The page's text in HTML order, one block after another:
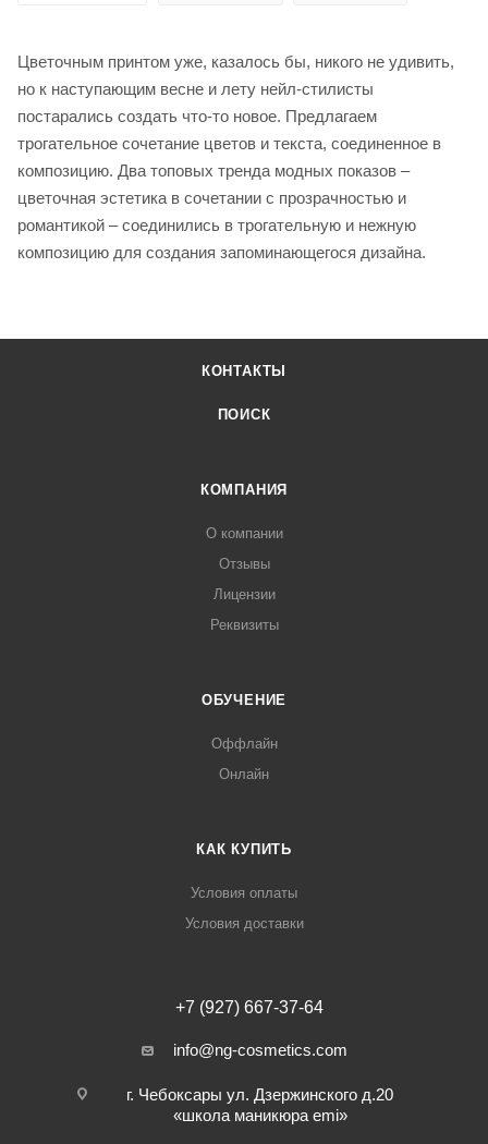
Цветочным принтом уже, казалось бы, никого не удивить,
но к наступающим весне и лету нейл-стилисты
постарались создать что-то новое. Предлагаем
трогательное сочетание цветов и текста, соединенное в
композицию. Два топовых тренда модных показов –
цветочная эстетика в сочетании с прозрачностью и
романтикой – соединились в трогательную и нежную
композицию для создания запоминающегося дизайна.
КОНТАКТЫ
ПОИСК
КОМПАНИЯ
О компании
Отзывы
Лицензии
Реквизиты
ОБУЧЕНИЕ
Оффлайн
Онлайн
КАК КУПИТЬ
Условия оплаты
Условия доставки
+7 (927) 667-37-64
info@ng-cosmetics.com
г. Чебоксары ул. Дзержинского д.20
«школа маникюра emi»